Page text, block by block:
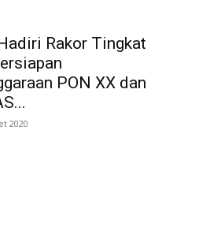
Rakor Tingkat
PON XX dan
2020